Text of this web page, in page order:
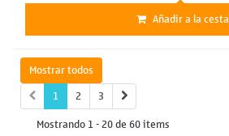
Añadir a la cesta
Mostrar todos
1
2
3
Mostrando 1 - 20 de 60 items